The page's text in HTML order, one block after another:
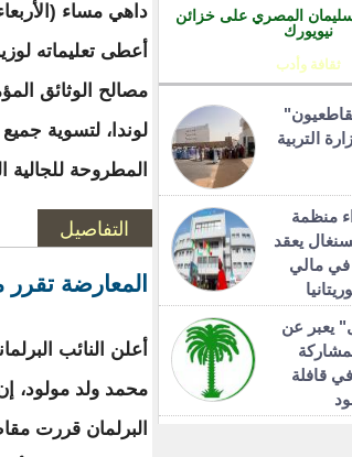
المصري على خزائن
نيويورك
ثقافة وأدب
التربية
منظمة
يعقد
في مالي
يعبر عن
في قافلة
داهي مساء
أعطى تعليماته
مصالح الوثائق
لوندا، لتسوية
المطروحة للجالية
التفاصيل
المعارضة تقرر
أعلن النائب
محمد ولد مولود،
البرلمان قررت